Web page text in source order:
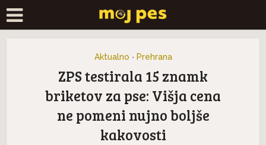
Aktualno • Prehrana
ZPS testirala 15 znamk
briketov za pse: Višja cena
ne pomeni nujno boljše
kakovosti